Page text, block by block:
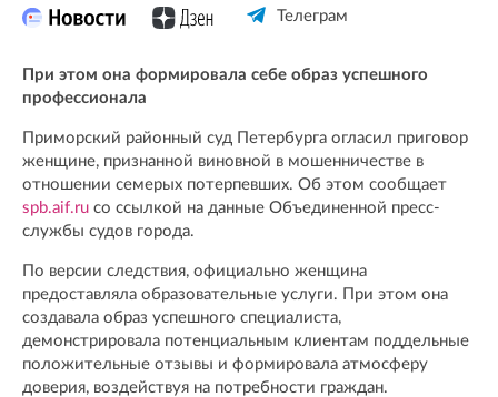
Телеграм
При этом она формировала себе образ успешного
профессионала
Приморский районный суд Петербурга огласил приговор
женщине, признанной виновной в мошенничестве в
отношении семерых потерпевших. Об этом сообщает
spb.aif.ru со ссылкой на данные Объединенной пресс-
службы судов города.
По версии следствия, официально женщина
предоставляла образовательные услуги. При этом она
создавала образ успешного специалиста,
демонстрировала потенциальным клиентам поддельные
положительные отзывы и формировала атмосферу
доверия, воздействуя на потребности граждан.